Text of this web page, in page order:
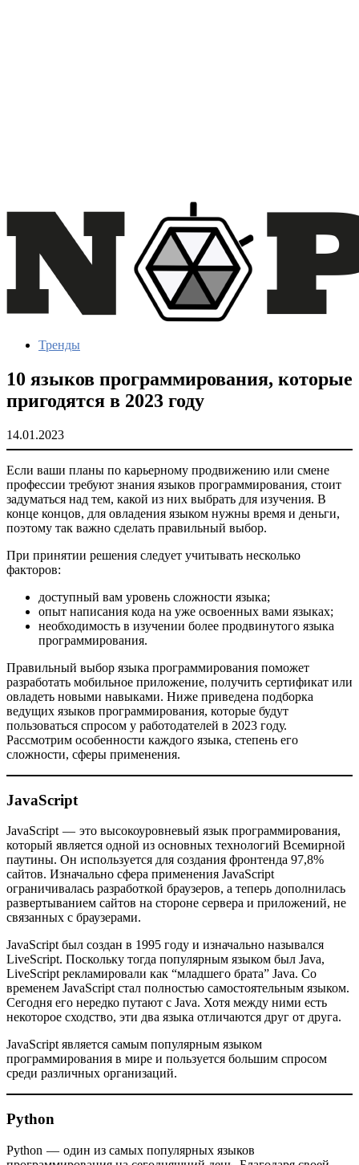
Тренды
10 языков программирования, которые
пригодятся в 2023 году
14.01.2023
Если ваши планы по карьерному продвижению или смене
профессии требуют знания языков программирования, стоит
задуматься над тем, какой из них выбрать для изучения. В
конце концов, для овладения языком нужны время и деньги,
поэтому так важно сделать правильный выбор.
При принятии решения следует учитывать несколько
факторов:
доступный вам уровень сложности языка;
опыт написания кода на уже освоенных вами языках;
необходимость в изучении более продвинутого языка
программирования.
Правильный выбор языка программирования поможет
разработать мобильное приложение, получить сертификат или
овладеть новыми навыками. Ниже приведена подборка
ведущих языков программирования, которые будут
пользоваться спросом у работодателей в 2023 году.
Рассмотрим особенности каждого языка, степень его
сложности, сферы применения.
JavaScript
JavaScript — это высокоуровневый язык программирования,
который является одной из основных технологий Всемирной
паутины. Он используется для создания фронтенда 97,8%
сайтов. Изначально сфера применения JavaScript
ограничивалась разработкой браузеров, а теперь дополнилась
развертыванием сайтов на стороне сервера и приложений, не
связанных с браузерами.
JavaScript был создан в 1995 году и изначально назывался
LiveScript. Поскольку тогда популярным языком был Java,
LiveScript рекламировали как “младшего брата” Java. Со
временем JavaScript стал полностью самостоятельным языком.
Сегодня его нередко путают с Java. Хотя между ними есть
некоторое сходство, эти два языка отличаются друг от друга.
JavaScript является самым популярным языком
программирования в мире и пользуется большим спросом
среди различных организаций.
Python
Python — один из самых популярных языков